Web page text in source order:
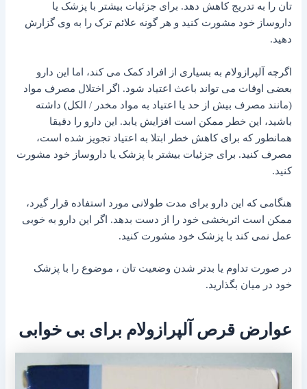
تان را به تدریج کاهش دهد. برای جزئیات بیشتر با پزشک یا
داروساز خود مشورت کنید و هر گونه علائم ترک را به وی گزارش
دهید.
اگرچه آلپرازولام به بسیاری از افراد کمک می کند، اما این دارو
بعضی اوقات می تواند باعث اعتیاد شود. اگر اختلال مصرف مواد
(مانند مصرف بیش از حد یا اعتیاد به مواد مخدر / الکل) داشته
باشید، این خطر ممکن است افزایش یابد. این دارو را دقیقا
همانطور که برای کاهش خطر ابتلا به اعتیاد تجویز شده است،
مصرف کنید. برای جزئیات بیشتر با پزشک یا داروساز خود مشورت
کنید.
هنگامی که این دارو برای مدت طولانی مورد استفاده قرار گیرد،
ممکن است اثربخشی خود را از دست بدهد. اگر این دارو به خوبی
عمل نمی کند با پزشک خود مشورت کنید.
در صورت تداوم یا بدتر شدن وضعیت تان ، موضوع را با پزشک
خود در میان بگذارید.
عوارض قرص آلپرازولام برای بی خوابی